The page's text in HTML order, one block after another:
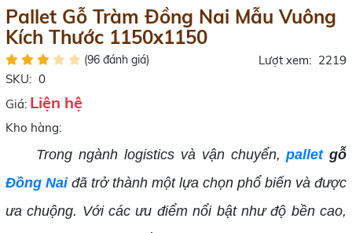
Pallet Gỗ Tràm Đồng Nai Mẫu Vuông
Kích Thước 1150x1150
(96 đánh giá) Lượt xem: 2219
SKU: 0
Giá: Liện hệ
Kho hàng:
Trong ngành logistics và vận chuyển,palletgỗ
Đồng Naiđã trở thành một lựa chọn phổ biến và được
ưa chuộng. Với các ưu điểm nổi bật như độ bền cao,